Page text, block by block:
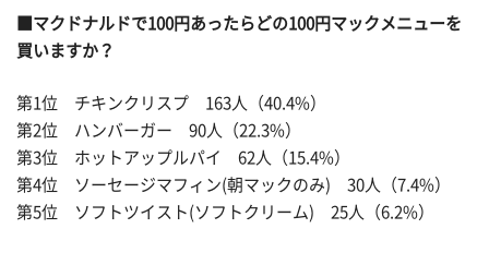
■マクドナルドで100円あったらどの100円マックメニューを
買いますか？
第1位 チキンクリスプ 163人（40.4%）
第2位 ハンバーガー 90人（22.3%）
第3位 ホットアップルパイ 62人（15.4%）
第4位 ソーセージマフィン(朝マックのみ) 30人（7.4%）
第5位 ソフトツイスト(ソフトクリーム) 25人（6.2%）